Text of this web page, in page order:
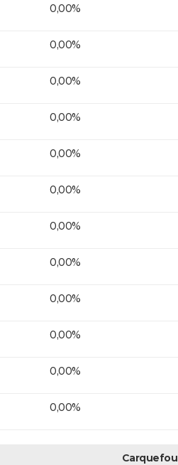
0,00%
0,00%
0,00%
0,00%
0,00%
0,00%
0,00%
0,00%
0,00%
0,00%
0,00%
0,00%
Carquefou